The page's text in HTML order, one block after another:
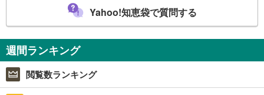
Yahoo!知恵袋で質問する
週間ランキング
閲覧数ランキング